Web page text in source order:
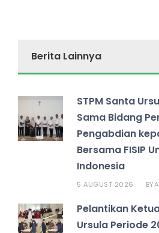
Berita Lainnya
STPM Santa
Sama Bidang
Pengabdian
Bersama FISIP
Indonesia
5 AUGUST 2026 BY
Pelantikan
Ursula Periode